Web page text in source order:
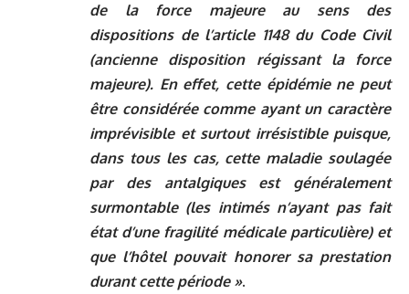
de la force majeure au sens des
dispositions de l’article 1148 du Code Civil
(ancienne disposition régissant la force
majeure). En effet, cette épidémie ne peut
être considérée comme ayant un caractère
imprévisible et surtout irrésistible puisque,
dans tous les cas, cette maladie soulagée
par des antalgiques est généralement
surmontable (les intimés n’ayant pas fait
état d’une fragilité médicale particulière) et
que l’hôtel pouvait honorer sa prestation
durant cette période ».